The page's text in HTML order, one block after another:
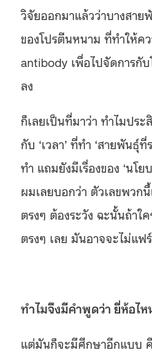
วิจัยออกมาแล้วว่าบางสา
ของโปรตีนหนาม ที่ทำให้ค
antibody เพื่อไปจัดการกั
ลง
ก็เลยเป็นที่มาว่า ทำไมป
กับ ‘เวลา’ ที่ทำ ‘สายพันธุ์
ทำ แถมยังมีเรื่องของ ‘นโย
ผมเลยบอกว่า ตัวเลขพวก
ตรงๆ ต้องระวัง ฉะนั้นถ้า
ตรงๆ เลย มันอาจจะไม่แฟร์
ทำไมจึงมีคำพูดว่า ยี่ห้อไ
แต่มันก็จะมีศึกษาอีกแบบ